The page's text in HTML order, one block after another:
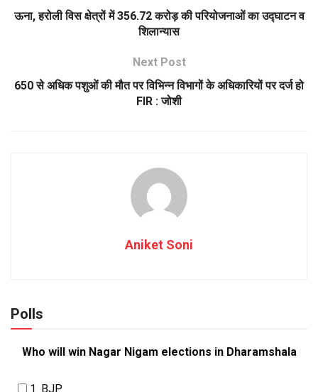
ऊना, हरोली विस क्षेत्रों में 356.72 करोड़ की परियोजनाओं का उद्घाटन व
शिलान्यास
Next Post
650 से अधिक पशुओं की मौत पर विभिन्न विभागों के अधिकारियों पर दर्ज हो
FIR : जोशी
Aniket Soni
Polls
Who will win Nagar Nigam elections in Dharamshala
1. BJP